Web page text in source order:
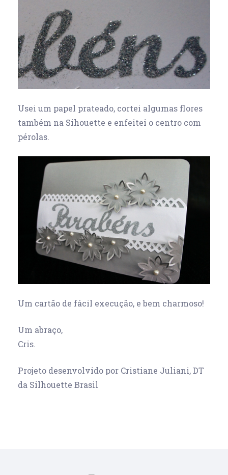
Usei um papel prateado, cortei algumas flores
também na Sihouette e enfeitei o centro com
pérolas.
Um cartão de fácil execução, e bem charmoso!
Um abraço,
Cris.
Projeto desenvolvido por Cristiane Juliani, DT
da Silhouette Brasil